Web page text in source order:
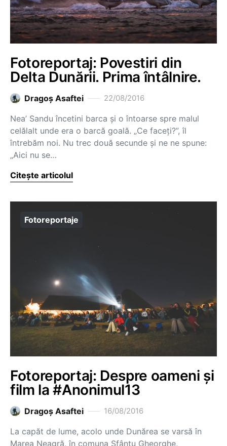
Fotoreportaj: Povestiri din
Delta Dunării. Prima întâlnire.
Dragoş Asaftei 22/08/2016
Nea’ Sandu încetini barca și o întoarse spre malul
celălalt unde era o barcă goală. „Ce faceți?”, îl
întrebăm noi. Nu trec două secunde și ne ne spune:
„Aici nu se…
Citește articolul
Fotoreportaje
Fotoreportaj: Despre oameni și
film la #Anonimul13
Dragoş Asaftei 16/08/2016
La capăt de lume, acolo unde Dunărea se varsă în
Marea Neagră, în comuna Sfântu Gheorghe,